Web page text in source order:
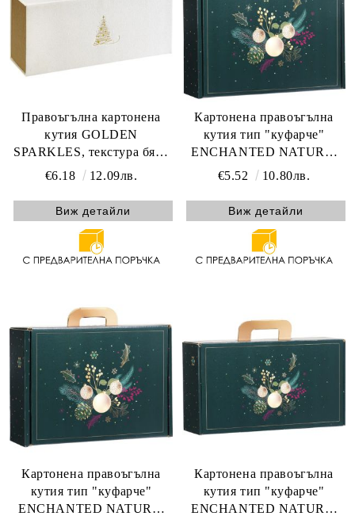
Правоъгълна картонена
кутия GOLDEN
SPARKLES, текстура бяло
и златна дръжка с
15.5 x 11.5 cm, CP332-1B-W
€6.18 12.09лв.
Виж детайли
Картонена правоъгълна
кутия тип "куфарче"
ENCHANTED NATURE,
зелено/златно 38.4 x 32.5 x
€5.52 10.80лв.
Виж детайли
Картонена правоъгълна
кутия тип "куфарче"
ENCHANTED NATURE,
Картонена правоъгълна
кутия тип "куфарче"
ENCHANTED NATURE,